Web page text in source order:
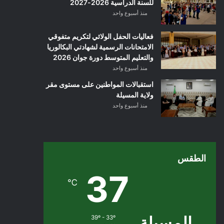
للسنة الدراسية 2026-2027
منذ أسبوع واحد
فعاليات الحفل الولائي لتكريم متفوقي
الامتحانات الرسمية لشهادتي البكالوريا
والتعليم المتوسط دورة جوان 2026
منذ أسبوع واحد
استقبالات المواطنين على مستوى مقر
ولاية المسيلة
منذ أسبوع واحد
الطقس
37
℃
39º - 33º